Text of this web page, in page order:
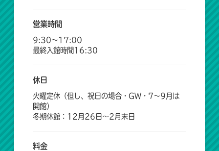
営業時間
9:30〜17:00
最終入館時間16:30
休日
火曜定休（但し、祝日の場合・GW・7〜9月は
開館）
冬期休館：12月26日〜2月末日
料金